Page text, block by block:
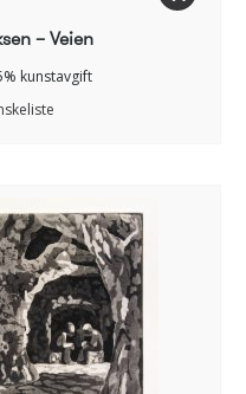
– Veien
kunstavgift